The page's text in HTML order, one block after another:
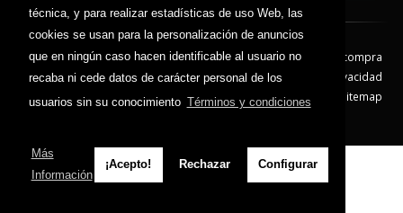
técnica, y para realizar estadísticas de uso Web, las
cookies se usan para la personalización de anuncios
que en ningún caso hacen identificable al usuario no
recaba ni cede datos de carácter personal de los
usuarios sin su conocimiento Términos y condiciones
Más
Información
¡Acepto! Rechazar Configurar
Contacto Aviso Legal
Condiciones de compra
Política de envíos
Política de devolución
Política de Privacidad
Política de Cookies
Sitemap